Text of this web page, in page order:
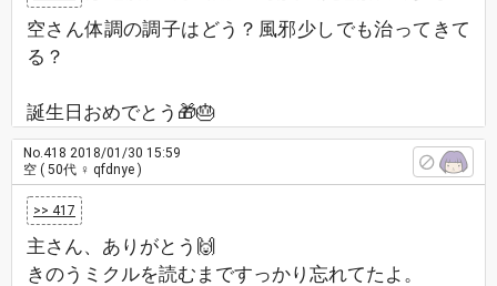
空さん体調の調子はどう？風邪少しでも治ってきて
る？
誕生日おめでとう🎁🎂
No.418 2018/01/30 15:59
空 ( 50代 ♀ qfdnye )
>> 417
主さん、ありがとう🙌
きのうミクルを読むまですっかり忘れてたよ。